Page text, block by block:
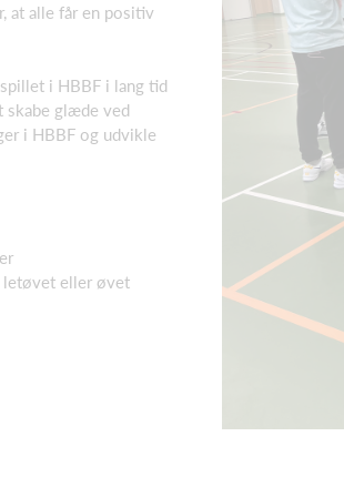
at alle får en positiv
i HBBF i lang tid
skabe glæde ved
i HBBF og udvikle
letøvet eller øvet